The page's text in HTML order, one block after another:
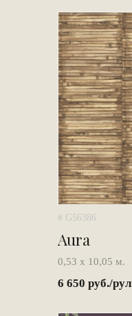
# G56386
Aura
0,53 х 10,05 м.
6 650 руб./рул